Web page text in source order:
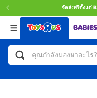
จัดส่งฟรีตั้งแต่
กลับ
หมวดหมู่
แอคชั่นฟิกเกอร์ แ
กลับ
แบรนด์
Toy Story ทอย สตอรี่
กลับ
Age
0~2 ปี